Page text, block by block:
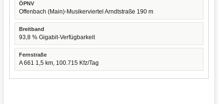
ÖPNV
Offenbach (Main)-Musikerviertel Arndtstraße 190 m
Breitband
93,8 % Gigabit-Verfügbarkeit
Fernstraße
A 661 1,5 km, 100.715 Kfz/Tag